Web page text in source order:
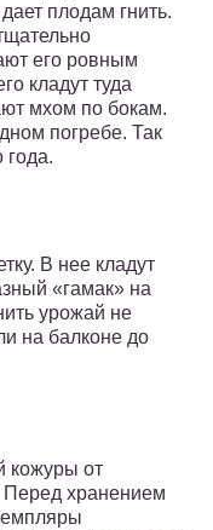
плодам гнить.
его ровным
кладут туда
мхом по бокам.
погребе. Так
года.
В нее кладут
«гамак» на
урожай не
на балконе до
кожуры от
Перед хранением